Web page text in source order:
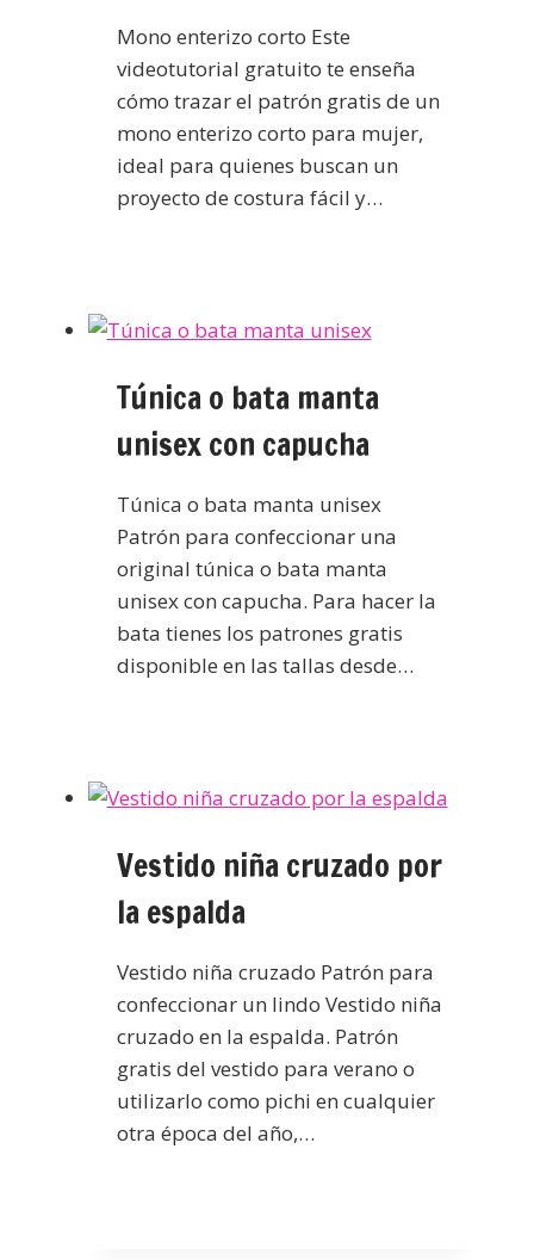
Mono enterizo corto Este
videotutorial gratuito te enseña
cómo trazar el patrón gratis de un
mono enterizo corto para mujer,
ideal para quienes buscan un
proyecto de costura fácil y…
Túnica o bata manta
unisex con capucha
Túnica o bata manta unisex
Patrón para confeccionar una
original túnica o bata manta
unisex con capucha. Para hacer la
bata tienes los patrones gratis
disponible en las tallas desde…
Vestido niña cruzado por
la espalda
Vestido niña cruzado Patrón para
confeccionar un lindo Vestido niña
cruzado en la espalda. Patrón
gratis del vestido para verano o
utilizarlo como pichi en cualquier
otra época del año,…